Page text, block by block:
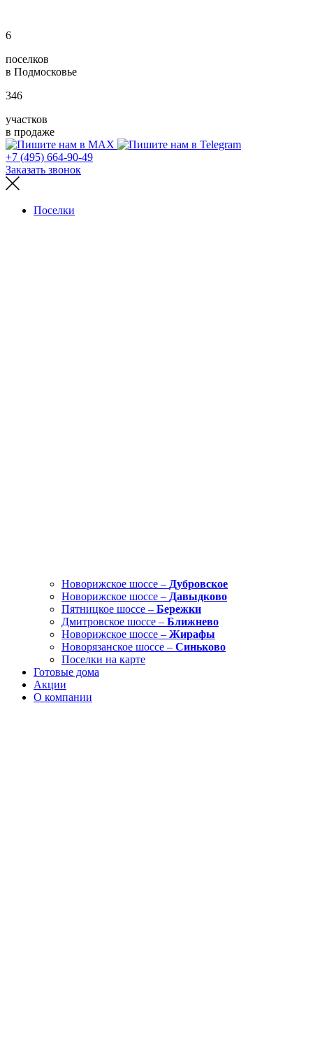
6
поселков
в Подмосковье
346
участков
в продаже
+7 (495) 664-90-49
Заказать звонок
Поселки
Новорижское шоссе – Дубровское
Новорижское шоссе – Давыдково
Пятницкое шоссе – Бережки
Дмитровское шоссе – Ближнево
Новорижское шоссе – Жирафы
Новорязанское шоссе – Синьково
Поселки на карте
Готовые дома
Акции
О компании